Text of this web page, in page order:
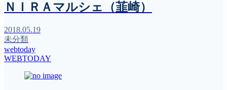
ＮＩＲＡマルシェ（韮崎）
2018.05.19
未分類
webtoday
WEBTODAY